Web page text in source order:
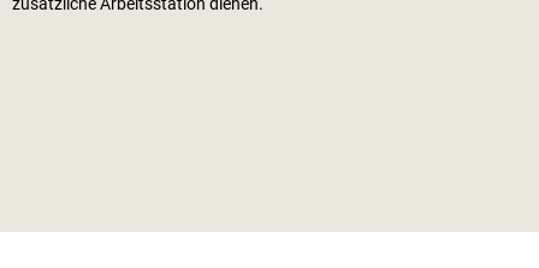
zusätzliche Arbeitsstation dienen.